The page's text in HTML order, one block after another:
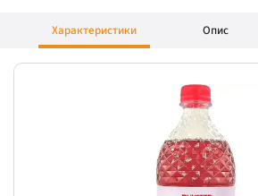
Характеристики Опис